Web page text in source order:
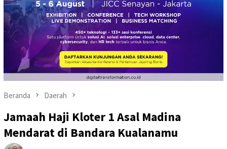
Beranda Daerah
Jamaah Haji Kloter 1 Asal Madina
Mendarat di Bandara Kualanamu